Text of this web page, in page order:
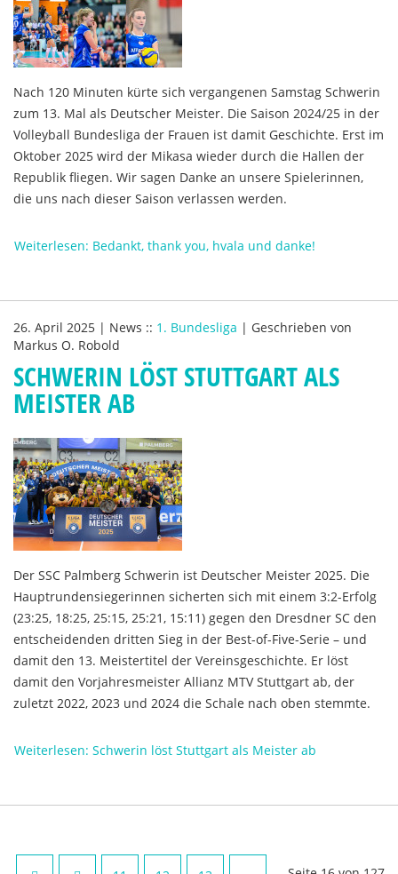
Nach 120 Minuten kürte sich vergangenen Samstag Schwerin
zum 13. Mal als Deutscher Meister. Die Saison 2024/25 in der
Volleyball Bundesliga der Frauen ist damit Geschichte. Erst im
Oktober 2025 wird der Mikasa wieder durch die Hallen der
Republik fliegen. Wir sagen Danke an unsere Spielerinnen,
die uns nach dieser Saison verlassen werden.
Weiterlesen: Bedankt, thank you, hvala und danke!
26. April 2025 | News :: 1. Bundesliga | Geschrieben von
Markus O. Robold
SCHWERIN LÖST STUTTGART ALS
MEISTER AB
Der SSC Palmberg Schwerin ist Deutscher Meister 2025. Die
Hauptrundensiegerinnen sicherten sich mit einem 3:2-Erfolg
(23:25, 18:25, 25:15, 25:21, 15:11) gegen den Dresdner SC den
entscheidenden dritten Sieg in der Best-of-Five-Serie – und
damit den 13. Meistertitel der Vereinsgeschichte. Er löst
damit den Vorjahresmeister Allianz MTV Stuttgart ab, der
zuletzt 2022, 2023 und 2024 die Schale nach oben stemmte.
Weiterlesen: Schwerin löst Stuttgart als Meister ab